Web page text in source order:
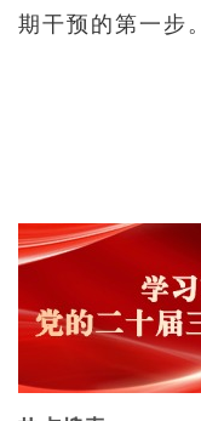
期干预的第一步。